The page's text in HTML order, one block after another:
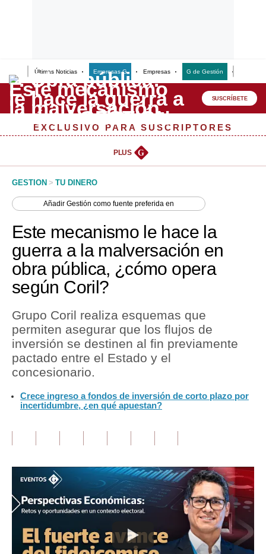
Últimas Noticias Empresas G Empresas G de Gestión
Lo último
Peru Quiosco
Management & Empleo
Perú
Política
Tu Dinero
Finanzas Personales
Inmobiliarias
Plus G
Editorial
Pregunta de hoy
Tendencias
Lujo
Moda
SUSCRÍBETE
EXCLUSIVO PARA SUSCRIPTORES
PLUS G
GESTION > TU DINERO
AñadirGestión como fuente preferida en
Este mecanismo le hace la
guerra a la malversación en
obra pública, ¿cómo opera
según Coril?
Grupo Coril realiza esquemas que
permiten asegurar que los flujos de
inversión se destinen al fin previamente
pactado entre el Estado y el
concesionario.
Crece ingreso a fondos de inversión de corto plazo por
incertidumbre, ¿en qué apuestan?